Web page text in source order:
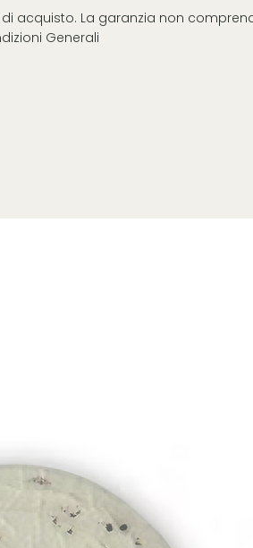
acquisto. La garanzia non
Generali